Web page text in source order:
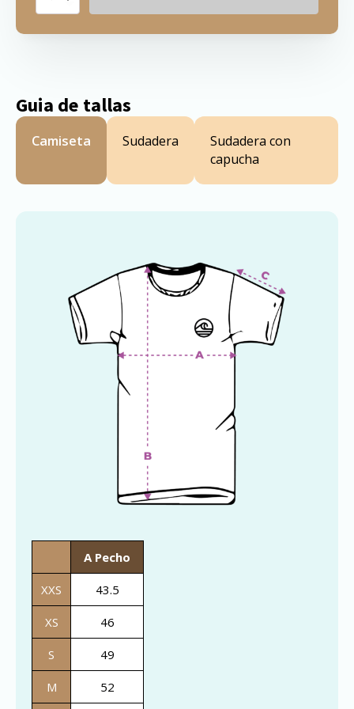
de
quantity
Guia de tallas
Camiseta Sudadera
Sudadera con
capucha
A Pecho
XXS 43.5
XS 46
S 49
M 52